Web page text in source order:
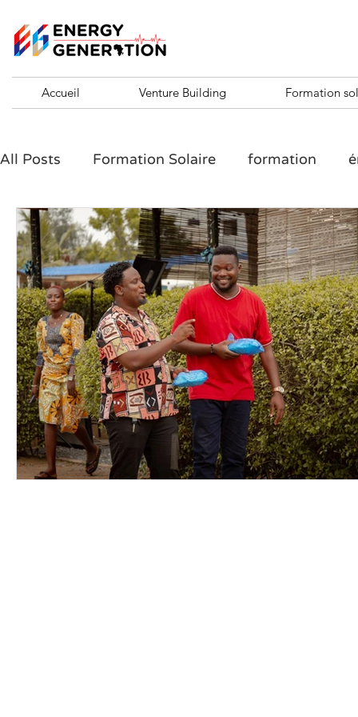
Accueil Venture Building Formation
All Posts Formation Solaire formation
formation entrepreneuriale formation
Challenge 10 KVA ENTREPRENEURSHIP
Santé en Afrique et entrepreneuriat